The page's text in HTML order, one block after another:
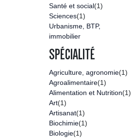
Santé et social(1)
Sciences(1)
Urbanisme, BTP,
immobilier
SPÉCIALITÉ
Agriculture, agronomie(1)
Agroalimentaire(1)
Alimentation et Nutrition(1)
Art(1)
Artisanat(1)
Biochimie(1)
Biologie(1)